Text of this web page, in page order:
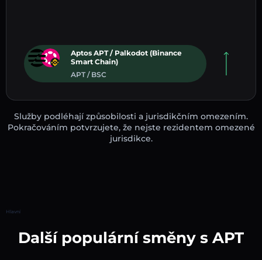
Aptos APT / Palkodot (Binance
Smart Chain)
APT / BSC
Služby podléhají způsobilosti a jurisdikčním omezením.
Pokračováním potvrzujete, že nejste rezidentem omezené
jurisdikce.
Hlavní
Další populární směny s APT